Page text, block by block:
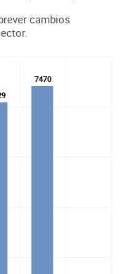
cambios
7470
7470